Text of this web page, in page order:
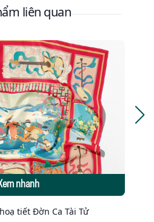
liên quan
nhanh
tiết Đờn Ca Tài Tử